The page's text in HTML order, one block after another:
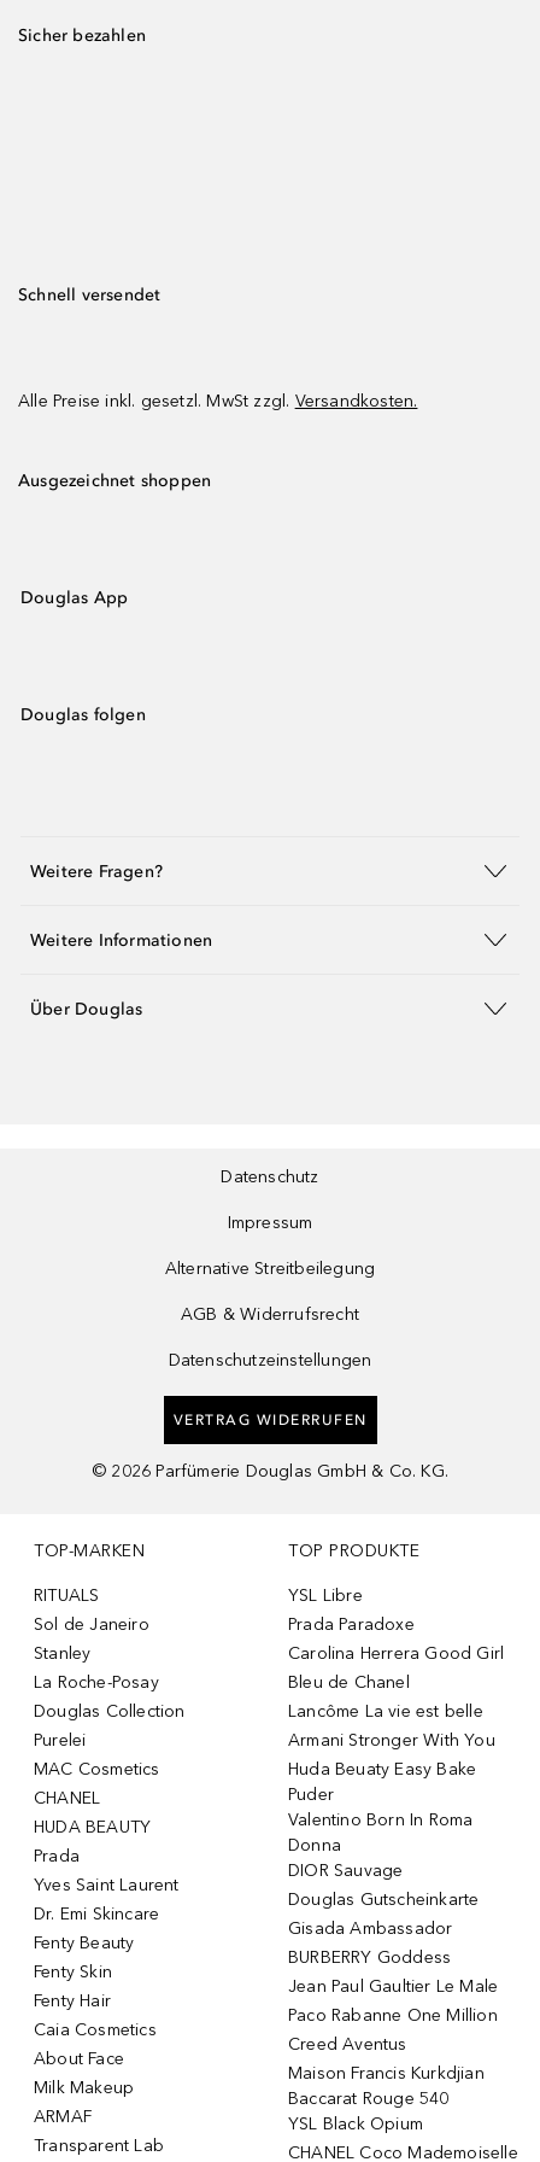
Sicher bezahlen
Schnell versendet
Alle Preise inkl. gesetzl. MwSt zzgl. Versandkosten.
Ausgezeichnet shoppen
Douglas App
Douglas folgen
Weitere Fragen?
Weitere Informationen
Über Douglas
Datenschutz
Impressum
Alternative Streitbeilegung
AGB & Widerrufsrecht
Datenschutzeinstellungen
VERTRAG WIDERRUFEN
© 2026 Parfümerie Douglas GmbH & Co. KG.
TOP-MARKEN
RITUALS
Sol de Janeiro
Stanley
La Roche-Posay
Douglas Collection
Purelei
MAC Cosmetics
CHANEL
HUDA BEAUTY
Prada
Yves Saint Laurent
Dr. Emi Skincare
Fenty Beauty
Fenty Skin
Fenty Hair
Caia Cosmetics
About Face
Milk Makeup
ARMAF
Transparent Lab
TOP PRODUKTE
YSL Libre
Prada Paradoxe
Carolina Herrera Good Girl
Bleu de Chanel
Lancôme La vie est belle
Armani Stronger With You
Huda Beuaty Easy Bake
Puder
Valentino Born In Roma
Donna
DIOR Sauvage
Douglas Gutscheinkarte
Gisada Ambassador
BURBERRY Goddess
Jean Paul Gaultier Le Male
Paco Rabanne One Million
Creed Aventus
Maison Francis Kurkdjian
Baccarat Rouge 540
YSL Black Opium
CHANEL Coco Mademoiselle